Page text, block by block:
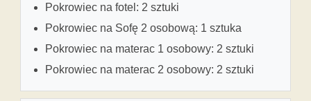
Pokrowiec na fotel: 2 sztuki
Pokrowiec na Sofę 2 osobową: 1 sztuka
Pokrowiec na materac 1 osobowy: 2 sztuki
Pokrowiec na materac 2 osobowy: 2 sztuki